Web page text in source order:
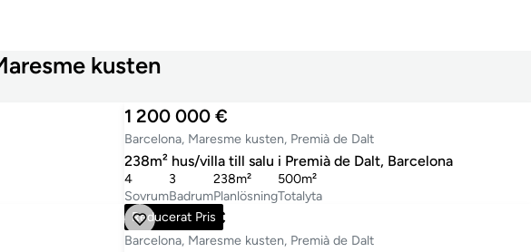
kusten
1 200 000 €
Barcelona, Maresme kusten, Premià de Dalt
238m² hus/villa till salu i Premià de Dalt, Barcelona
Sovrum
4
Badrum
3
Planlösning
238m²
Totalyta
500m²
Reducerat Pris
1 350 000 €
Barcelona, Maresme kusten, Premià de Dalt